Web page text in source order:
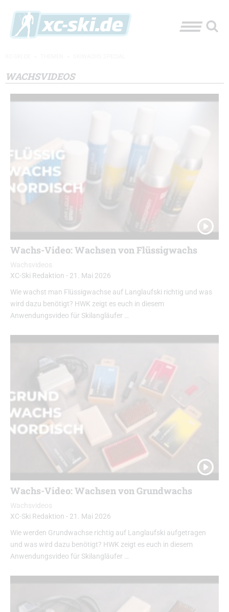
WACHSVIDEOS
Wachs-Video: Wachsen von Flüssigwachs
Wachsvideos
XC-Ski Redaktion - 21. Mai 2026
Wie wachst man Flüssigwachse auf Langlaufski richtig und was
wird dazu benötigt? HWK zeigt es euch in diesem
Anwendungsvideo für Skilangläufer …
Wachs-Video: Wachsen von Grundwachs
Wachsvideos
XC-Ski Redaktion - 21. Mai 2026
Wie werden Grundwachse richtig auf Langlaufski aufgetragen
und was wird dazu benötigt? HWK zeigt es euch in diesem
Anwendungsvideo für Skilangläufer …